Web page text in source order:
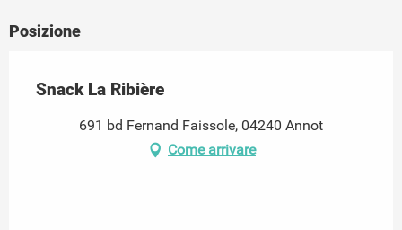
Posizione
Snack La Ribière
691 bd Fernand Faissole, 04240 Annot
Come arrivare